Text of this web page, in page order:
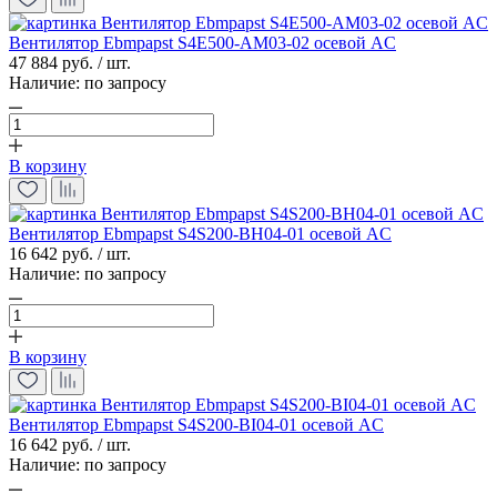
Вентилятор Ebmpapst S4E500-AM03-02 осевой AC
47 884 руб. / шт.
Наличие: по запросу
В корзину
Вентилятор Ebmpapst S4S200-BH04-01 осевой AC
16 642 руб. / шт.
Наличие: по запросу
В корзину
Вентилятор Ebmpapst S4S200-BI04-01 осевой AC
16 642 руб. / шт.
Наличие: по запросу